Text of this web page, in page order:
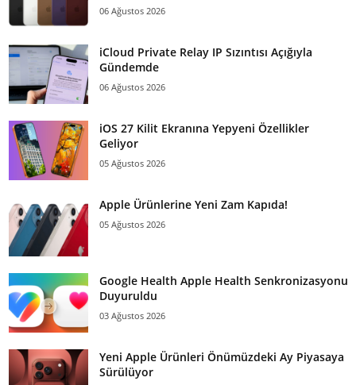
06 Ağustos 2026
iCloud Private Relay IP Sızıntısı Açığıyla
Gündemde
06 Ağustos 2026
iOS 27 Kilit Ekranına Yepyeni Özellikler
Geliyor
05 Ağustos 2026
Apple Ürünlerine Yeni Zam Kapıda!
05 Ağustos 2026
Google Health Apple Health Senkronizasyonu
Duyuruldu
03 Ağustos 2026
Yeni Apple Ürünleri Önümüzdeki Ay Piyasaya
Sürülüyor